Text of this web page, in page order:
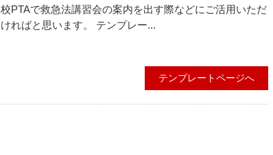
校PTAで救急法講習会の案内を出す際などにご活用いただ
ければと思います。 テンプレー...
テンプレートページへ